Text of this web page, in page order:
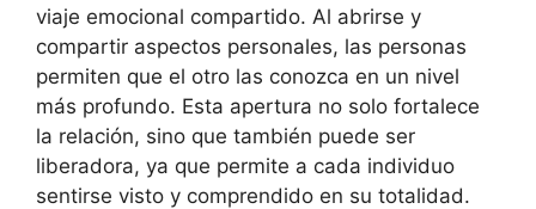
viaje emocional compartido. Al abrirse y
compartir aspectos personales, las personas
permiten que el otro las conozca en un nivel
más profundo. Esta apertura no solo fortalece
la relación, sino que también puede ser
liberadora, ya que permite a cada individuo
sentirse visto y comprendido en su totalidad.